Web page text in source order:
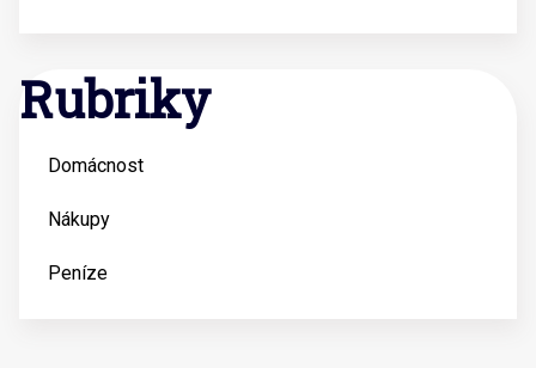
Rubriky
Domácnost
Nákupy
Peníze